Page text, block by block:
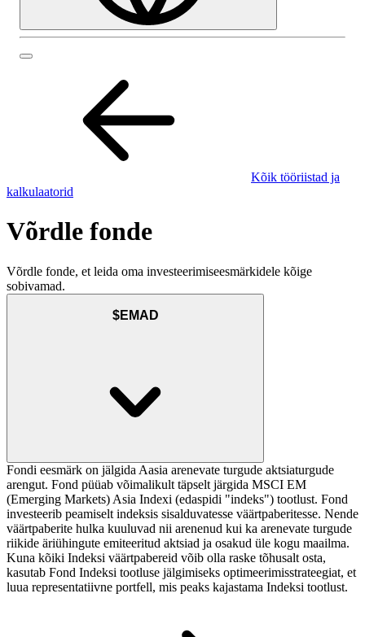
Kõik tööriistad ja
kalkulaatorid
Võrdle fonde
Võrdle fonde, et leida oma investeerimiseesmärkidele kõige
sobivamad.
$EMAD
Fondi eesmärk on jälgida Aasia arenevate turgude aktsiaturgude
arengut. Fond püüab võimalikult täpselt järgida MSCI EM
(Emerging Markets) Asia Indexi (edaspidi "indeks") tootlust. Fond
investeerib peamiselt indeksis sisalduvatesse väärtpaberitesse. Nende
väärtpaberite hulka kuuluvad nii arenenud kui ka arenevate turgude
riikide äriühingute emiteeritud aktsiad ja osakud üle kogu maailma.
Kuna kõiki Indeksi väärtpabereid võib olla raske tõhusalt osta,
kasutab Fond Indeksi tootluse jälgimiseks optimeerimisstrateegiat, et
luua representatiivne portfell, mis peaks kajastama Indeksi tootlust.